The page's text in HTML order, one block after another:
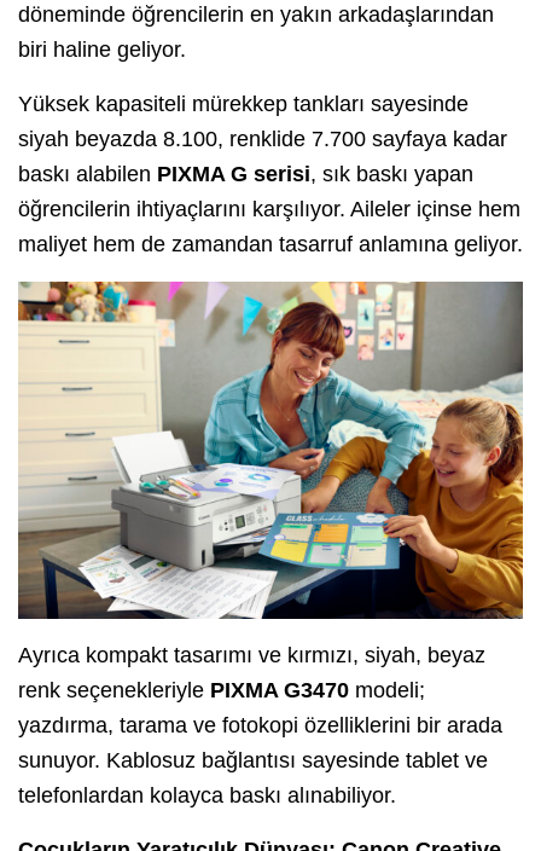
döneminde öğrencilerin en yakın arkadaşlarından
biri haline geliyor.
Yüksek kapasiteli mürekkep tankları sayesinde
siyah beyazda 8.100, renklide 7.700 sayfaya kadar
baskı alabilen PIXMA G serisi, sık baskı yapan
öğrencilerin ihtiyaçlarını karşılıyor. Aileler içinse hem
maliyet hem de zamandan tasarruf anlamına geliyor.
Ayrıca kompakt tasarımı ve kırmızı, siyah, beyaz
renk seçenekleriyle PIXMA G3470 modeli;
yazdırma, tarama ve fotokopi özelliklerini bir arada
sunuyor. Kablosuz bağlantısı sayesinde tablet ve
telefonlardan kolayca baskı alınabiliyor.